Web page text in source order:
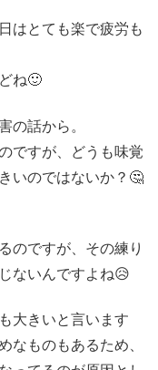
はとても楽で疲労も
ね🙂
の話から。
ですが、どうも味覚
いのではないか？🤔
のですが、その練り
ないんですよね😥
大きいと言います
なものもあるため、